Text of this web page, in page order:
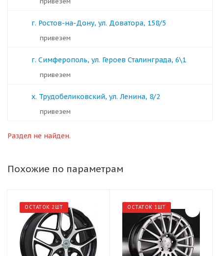
г. Ростов-на-Дону, ул. Доватора, 158/5
Привезем
г. Симферополь, ул. Героев Сталинграда, 6\1
Привезем
х. Трудобеликовский, ул. Ленина, 8/2
Привезем
Раздел не найден.
Похожие по параметрам
ОСТАТОК 2ШТ ОСТАТОК 1ШТ